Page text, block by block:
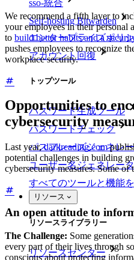
sso-統合
Self-hosting Bitwarden
エンタープライズポリ
アカウント回復
トップツール
パスワード生成ツール
パスワードチェック
パスフレーズジェネレ
ユーザー名ジェネレー
すべてのツールと機能
リソース
リソースライブラリー
リソースセンター
We recommend a fifth layer to
your employees in their personal
to build better habits and a
pushes employees to recognize
workplace security.
Opportunities to
cybersecurity
Last year,darkreading.com
potential challenges in building
cybersecurity measures. Some of
An open attitude to
The Challenge: Some
every part of their lives through
conscious about protecting